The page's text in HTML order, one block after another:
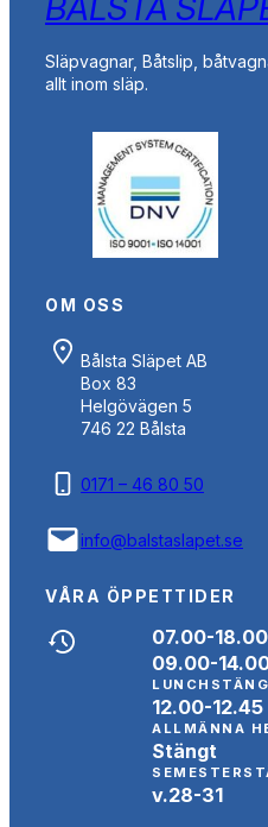
Släpvagnar, Båtslip,
allt inom släp.
OM OSS
Bålsta Släpet AB
Box 83
Helgövägen 5
746 22 Bålsta
0171 – 46 80 50
info@balstaslapet.se
VÅRA ÖPPETTIDER
07.00-
09.00-
12.00-12.45
ALLMÄNNA
Stängt
v.28-31